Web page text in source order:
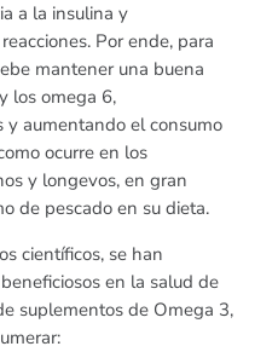
a la insulina y
Por ende, para
mantener una buena
los omega 6,
aumentando el consumo
ocurre en los
y longevos, en gran
de pescado en su dieta.
científicos, se han
en la salud de
suplementos de Omega 3,